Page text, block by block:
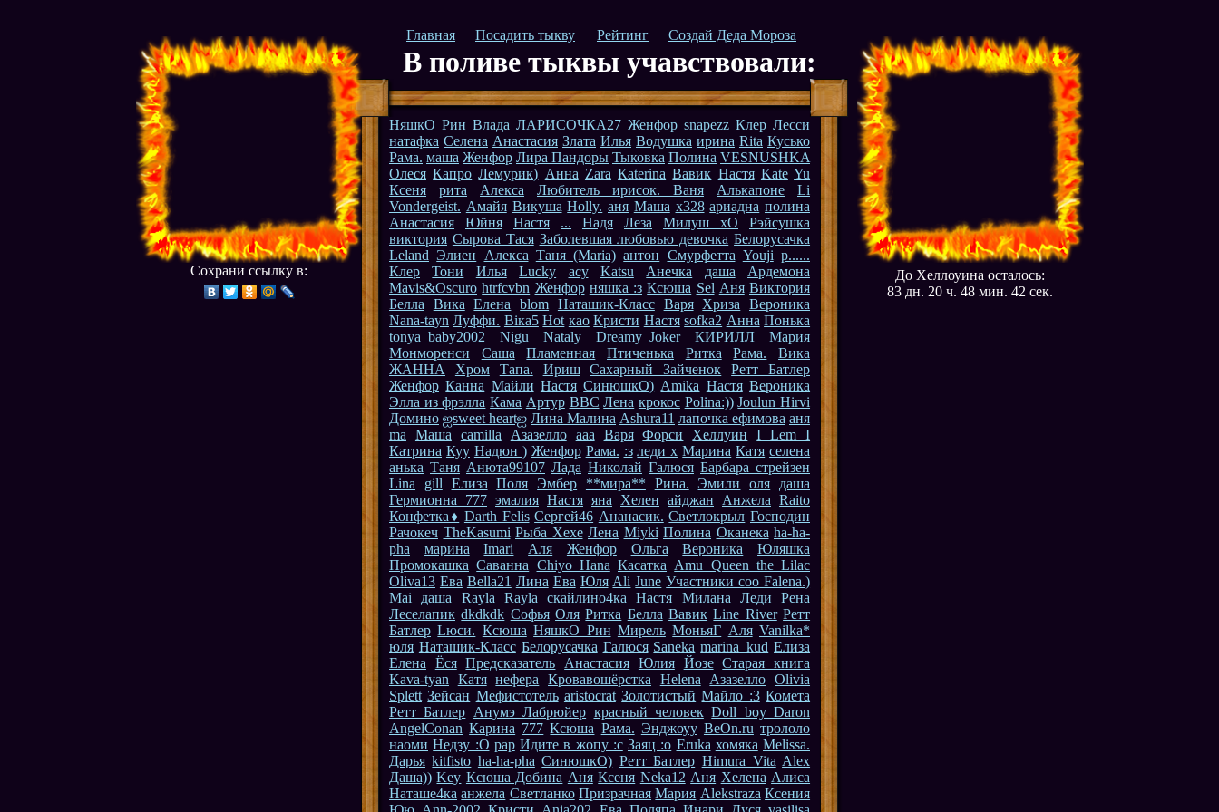
Сохрани ссылку в:
Главная Посадить тыкву Рейтинг Создай Деда Мороза
В поливе тыквы учавствовали:
НяшкО Рин Влада ЛАРИСОЧКА27 Женфор snapezz Клер Лесси
натафка Селена Анастасия Злата Илья Водушка ирина Rita Кусько
Рама. маша Женфор Лира Пандоры Тыковка Полина VESNUSHKA
Олеся Капро Лемурик) Анна Zara Каterina Вавик Настя Kate Yu
Ксеня
рита Алекса Любитель ирисок. Ваня Алькапоне
Li
Vondergeist. Амайя Викуша Holly. аня Маша х328 ариадна полина
Анастасия
Юйня Настя ... Надя Леза Милуш хО
Рэйсушка
виктория Сырова Тася Заболевшая любовью девочка Белорусачка
Leland Элиен Алекса Таня (Maria) антон Смурфетта Youji р......
Клер
Тони Илья Lucky асу Katsu Анечка даша
Ардемона
Mavis&Oscuro htrfcvbn Женфор няшка :з Ксюша Sel Аня Виктория
Белла
Вика Елена blom Наташик-Класс Варя Хриза
Вероника
Nana-tayn Луффи. Віка5 Hot као Кристи Настя sofka2 Анна Понька
tonya_baby2002
Nigu Nataly Dreamy_Joker КИРИЛЛ
Мария
Монморенси
Саша Пламенная Птиченька Ритка Рама.
Вика
ЖАННА
Хром Тапа. Ириш Сахарный Зайченок
Ретт Батлер
Женфор Канна Майли Настя СинюшкО) Amika Настя Вероника
Элла из фрэлла Кама Артур ВВС Лена крокос Polina:)) Joulun Hirvi
Домино ஐsweet heartஐ Лина Малина Ashura11 лапочка ефимова аня
ma
Маша camilla Азaзелло ааа Варя Форси Хеллуин
I Lem I
Катрина Куу Надюн ) Женфор Рама. :з леди x Марина Катя селена
анька Таня Анюта99107 Лада Николай Галюся Барбара стрейзен
Lina
gill Елиза Поля Эмбер **мира** Рина. Эмили оля
даша
Гермионна 777 эмалия Настя яна Хелен айджан Анжела Raito
Конфетка♦ Darth Felis Сергей46 Ананасик. Светлокрыл Господин
Рачокеч TheKasumi Рыба Хехе Лена Miyki Полина Оканека ha-ha-
pha
марина Imari Аля Женфор Ольга Вероника
Юляшка
Промокашка Саванна Chiyo Hana Касатка Amu Queen the Lilac
Oliva13 Ева Bella21 Лина Ева Юля Ali June Участники соо Falena.)
Mai
даша Rayla Rayla скайлино4ка Настя Милана Леди
Рена
Леселапик dkdkdk Софья Оля Ритка Белла Вавик Line River Ретт
Батлер Lюси. Ксюша НяшкО Рин Мирель МоньяГ Аля Vanilka*
юля Наташик-Класс Белорусачка Галюся Saneka marina_kud Елиза
Елена
Ёся Предсказатель Анастасия Юлия Йозе Старая книга
Kava-tyan
Катя нефера Кровавошёрстка Helena Азaзелло Olivia
Splett Зейсан Мефистотель aristocrat Золотистый Майло :3 Комета
Ретт Батлер Анумэ Лабрюйер красный человек Doll boy Daron
AngelConan Карина 777 Ксюша Рама. Энджоуу BeOn.ru трололо
наоми Недзу :О рар Идите в жопу :с Заяц :о Eruka хомяка Melissa.
Дарья kitfisto ha-ha-pha СинюшкО) Ретт Батлер Himura_Vita Alex
Даша)) Key Ксюша Добина Аня Ксеня Neka12 Аня Хелена Алиса
Наташе4ка анжела Светланко Призрачная Мария Alekstraza Ксения
До Хеллоуина осталось:
83 дн. 20 ч. 48 мин. 41 сек.